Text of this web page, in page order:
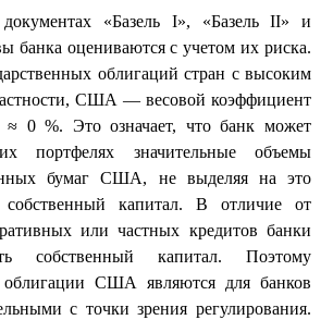
«Базель I», «Базель II» и
банка оцениваются с учетом их риска.
облигаций стран с высоким
США — весовой коэффициент
≈ 0 %. Это означает, что банк может
портфелях значительные объемы
бумаг США, не выделяя на это
собственный капитал. В отличие от
или частных кредитов банки
собственный капитал. Поэтому
облигации США являются для банков
с точки зрения регулирования.